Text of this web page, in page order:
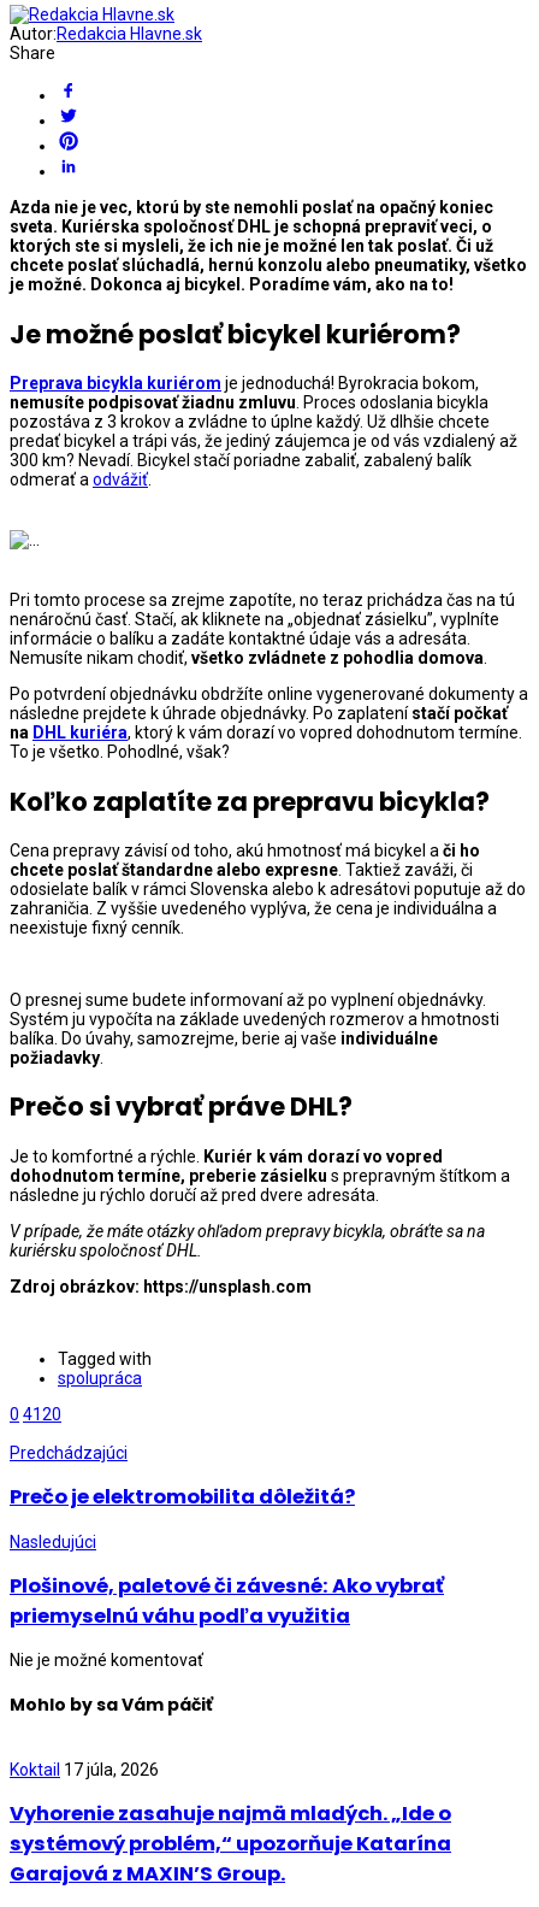
Autor:Redakcia Hlavne.sk
Share
Azda nie je vec, ktorú by ste nemohli poslať na opačný koniec
sveta. Kuriérska spoločnosť DHL je schopná prepraviť veci, o
ktorých ste si mysleli, že ich nie je možné len tak poslať. Či už
chcete poslať slúchadlá, hernú konzolu alebo pneumatiky, všetko
je možné. Dokonca aj bicykel. Poradíme vám, ako na to!
Je možné poslať bicykel kuriérom?
Preprava bicykla kuriérom je jednoduchá! Byrokracia bokom,
nemusíte podpisovať žiadnu zmluvu . Proces odoslania bicykla
pozostáva z 3 krokov a zvládne to úplne každý. Už dlhšie chcete
predať bicykel a trápi vás, že jediný záujemca je od vás vzdialený až
300 km? Nevadí. Bicykel stačí poriadne zabaliť, zabalený balík
odmerať a odvážiť
Pri tomto procese sa zrejme zapotíte, no teraz prichádza čas na tú
nenáročnú časť. Stačí, ak kliknete na „objednať zásielku”, vyplníte
informácie o balíku a zadáte kontaktné údaje vás a adresáta.
Nemusíte nikam chodiť, všetko zvládnete z pohodlia domova
Po potvrdení objednávku obdržíte online vygenerované dokumenty a
následne prejdete k úhrade objednávky. Po zaplatenístačí počkať
na DHL kuriéra, ktorý k vám dorazí vo vopred dohodnutom termíne.
To je všetko. Pohodlné, však?
Koľko zaplatíte za prepravu bicykla?
Cena prepravy závisí od toho, akú hmotnosť má bicykel a či ho
chcete poslať štandardne alebo expresne . Taktiež zaváži, či
odosielate balík v rámci Slovenska alebo k adresátovi poputuje až do
zahraničia. Z vyššie uvedeného vyplýva, že cena je individuálna a
neexistuje fixný cenník.
O presnej sume budete informovaní až po vyplnení objednávky.
Systém ju vypočíta na základe uvedených rozmerov a hmotnosti
balíka. Do úvahy, samozrejme, berie aj vaše individuálne
požiadavky
Prečo si vybrať práve DHL?
Je to komfortné a rýchle.
Kuriér k vám dorazí vo vopred
dohodnutom termíne, preberie zásielku s prepravným štítkom a
následne ju rýchlo doručí až pred dvere adresáta.
V prípade, že máte otázky ohľadom prepravy bicykla, obráťte sa na
kuriérsku spoločnosť DHL.
Zdroj obrázkov: https://unsplash.com
Tagged with
spolupráca
0 4120
Predchádzajúci
Prečo je elektromobilita dôležitá?
Nasledujúci
Plošinové, paletové či závesné: Ako vybrať
priemyselnú váhu podľa využitia
Nie je možné komentovať
Mohlo by sa Vám páčiť
Koktail 17 júla, 2026
Vyhorenie zasahuje najmä mladých. „Ide o
systémový problém,“ upozorňuje Katarína
Garajová z MAXIN’S Group.